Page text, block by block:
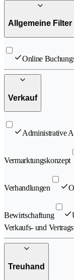
Allgemeine Filter
Online
Verkauf
Administrative
Vermarktungskonzept
Verhandlungen
Bewirtschaftung
Verkaufs- und
Treuhand